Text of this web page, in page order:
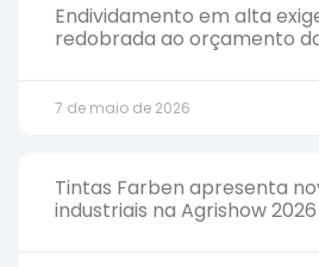
Endividamento em alta
redobrada ao orçamento
7 de maio de 2026
Tintas Farben apresenta
industriais na Agrishow 2026